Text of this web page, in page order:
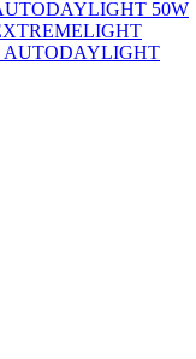
50W
AUTODAYLIGHT